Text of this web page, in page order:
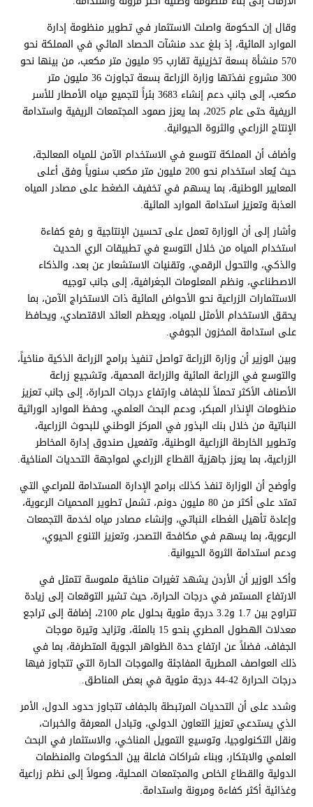
وقال إن الحكومة واصلت الاستثمار في تطوير منظومة إدارة
الموارد المائية، إذ بلغ عدد منشآت الحصاد المائي في المملكة نحو
570 منشأة بسعة تخزينية تقارب 95 مليون متر مكعب، من بينها نحو
300 مشروع نفذتها وزارة الزراعة بسعة تجاوزت 36 مليون متر
مكعب، إلى جانب دعم إنشاء 3683 بئراً لتجميع مياه الأمطار للأسر
الريفية حتى عام 2025، بما يعزز صمود المجتمعات الريفية واستدامة
الإنتاج الزراعي والثروة الحيوانية.
وأضاف أن المملكة تتوسع في الاستخدام الآمن للمياه المعالجة،
حيث يُعاد استخدام نحو 200 مليون متر مكعب سنوياً وفق أعلى
المعايير الوطنية، بما يسهم في تخفيف الضغط على مصادر المياه
العذبة وتعزيز استدامة الموارد المائية.
وأشار إلى أن الوزارة تعمل على تحسين الإنتاجية و رفع كفاءة
استخدام المياه من خلال التوسع في تطبيقات الري الحديث
والذكي، والتحول الرقمي، وتقنيات الاستشعار عن بعد، والذكاء
الاصطناعي، ونظم المعلومات الجغرافية، إلى جانب توجيه
الاستثمارات الزراعية نحو الأحواض المائية ذات الاستخراج الآمن، بما
يحقق الاستخدام الأمثل للمياه، ويعظم العائد الاقتصادي، ويحافظ
على استدامة المخزون الجوفي.
وبين الوزير أن وزارة الزراعة تواصل تنفيذ برامج الزراعة الذكية مناخياً،
والتوسع في الزراعة المائية والزراعة المحمية، وتشجيع زراعة
الأصناف الأكثر تحملاً للجفاف وارتفاع درجات الحرارة، إلى جانب تعزيز
منظومات الإنذار المبكر، ودعم البحث العلمي، وحفظ الموارد الوراثية
النباتية من خلال بنك البذور في المركز الوطني للبحوث الزراعية،
وتطوير الخارطة الزراعية الوطنية، وتفعيل صندوق إدارة المخاطر
الزراعية، بما يعزز جاهزية القطاع الزراعي لمواجهة التحديات المناخية.
وأوضح أن الوزارة تنفذ كذلك برامج الإدارة المستدامة للمراعي التي
تمتد على أكثر من 80 مليون دونم، تشمل تطوير المحميات الرعوية،
وإعادة تأهيل الغطاء النباتي، وإنشاء مصادر مياه لخدمة التجمعات
الرعوية، بما يسهم في مكافحة التصحر، وتعزيز التنوع الحيوي،
ودعم استدامة الثروة الحيوانية.
وأكد الوزير أن الأردن يشهد تغيرات مناخية ملموسة تتمثل في
الارتفاع المستمر في درجات الحرارة، حيث تشير التوقعات إلى زيادة
تتراوح بين 1.7 و3.2 درجة مئوية بحلول عام 2100، إضافة إلى تراجع
معدلات الهطول المطري بنحو 15 بالمئة، وتزايد وتيرة موجات
الجفاف، فضلاً عن ارتفاع حدة الظواهر الجوية المتطرفة، بما في
ذلك العواصف المطرية المفاجئة والموجات الحارة التي تتجاوز فيها
درجات الحرارة 42-44 درجة مئوية في بعض المناطق.
وشدد على أن التحديات المرتبطة بالجفاف تتجاوز حدود الدول، الأمر
الذي يستدعي تعزيز التعاون الدولي، وتبادل المعرفة والخبرات،
ونقل التكنولوجيا، وتوسيع التمويل المناخي، والاستثمار في البحث
العلمي والابتكار، وبناء شراكات فاعلة بين الحكومات والمنظمات
الدولية والقطاع الخاص والمجتمعات المحلية، وصولاً إلى نظم زراعية
وغذائية أكثر كفاءة ومرونة واستدامة.